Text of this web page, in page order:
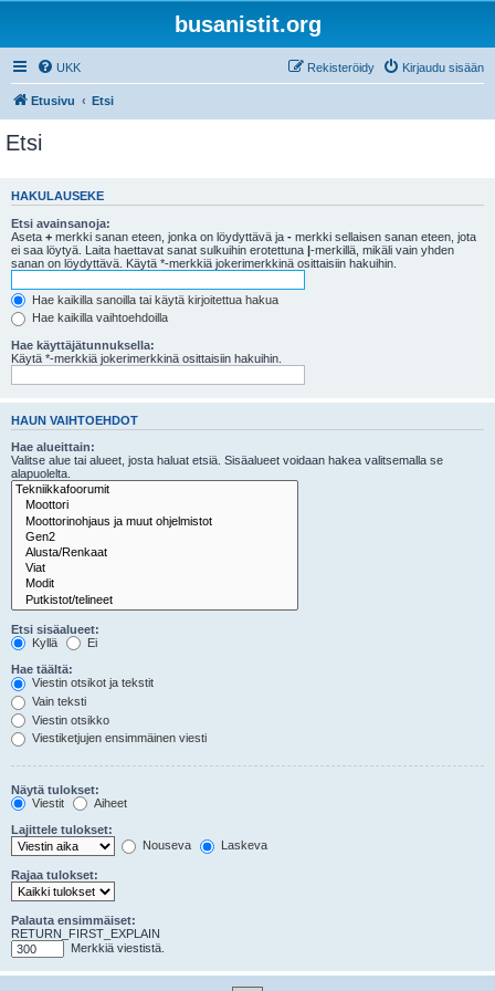
busanistit.org
UKK Kirjaudu sisään
Rekisteröidy
Etusivu Etsi
Etsi
HAKULAUSEKE
Etsi avainsanoja:
Aseta + merkki sanan eteen, jonka on löydyttävä ja - merkki sellaisen sanan eteen, jota
ei saa löytyä. Laita haettavat sanat sulkuihin erotettuna |-merkillä, mikäli vain yhden
sanan on löydyttävä. Käytä *-merkkiä jokerimerkkinä osittaisiin hakuihin.
Hae kaikilla sanoilla tai käytä kirjoitettua hakua
Hae kaikilla vaihtoehdoilla
Hae käyttäjätunnuksella:
Käytä *-merkkiä jokerimerkkinä osittaisiin hakuihin.
HAUN VAIHTOEHDOT
Hae alueittain:
Valitse alue tai alueet, josta haluat etsiä. Sisäalueet voidaan hakea valitsemalla se
alapuolelta.
Etsi sisäalueet:
Kyllä
Ei
Hae täältä:
Viestin otsikot ja tekstit
Vain teksti
Viestin otsikko
Viestiketjujen ensimmäinen viesti
Näytä tulokset:
Viestit
Aiheet
Lajittele tulokset:
Nouseva
Laskeva
Rajaa tulokset:
Palauta ensimmäiset:
RETURN_FIRST_EXPLAIN
Merkkiä viestistä.